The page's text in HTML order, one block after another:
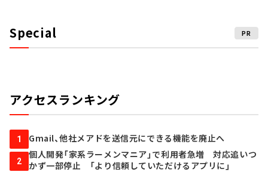
Special PR
アクセスランキング
1 Gmail、他社メアドを送信元にできる機能を廃止へ
2
個人開発「家系ラーメンマニア」で利用者急増 対応追いつ
かず一部停止 「より信頼していただけるアプリに」